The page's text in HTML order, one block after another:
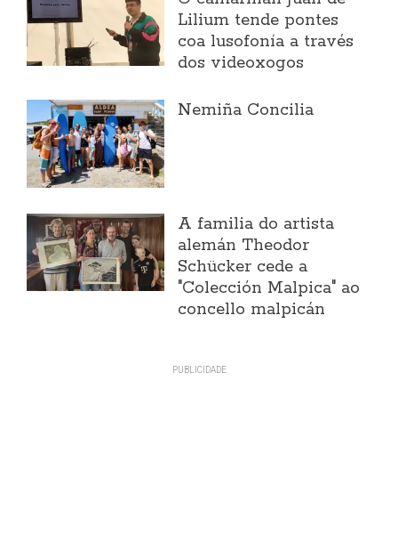
Lilium tende pontes
coa lusofonía a través
dos videoxogos
Nemiña Concilia
A familia do artista
alemán Theodor
Schücker cede a
"Colección Malpica" ao
concello malpicán